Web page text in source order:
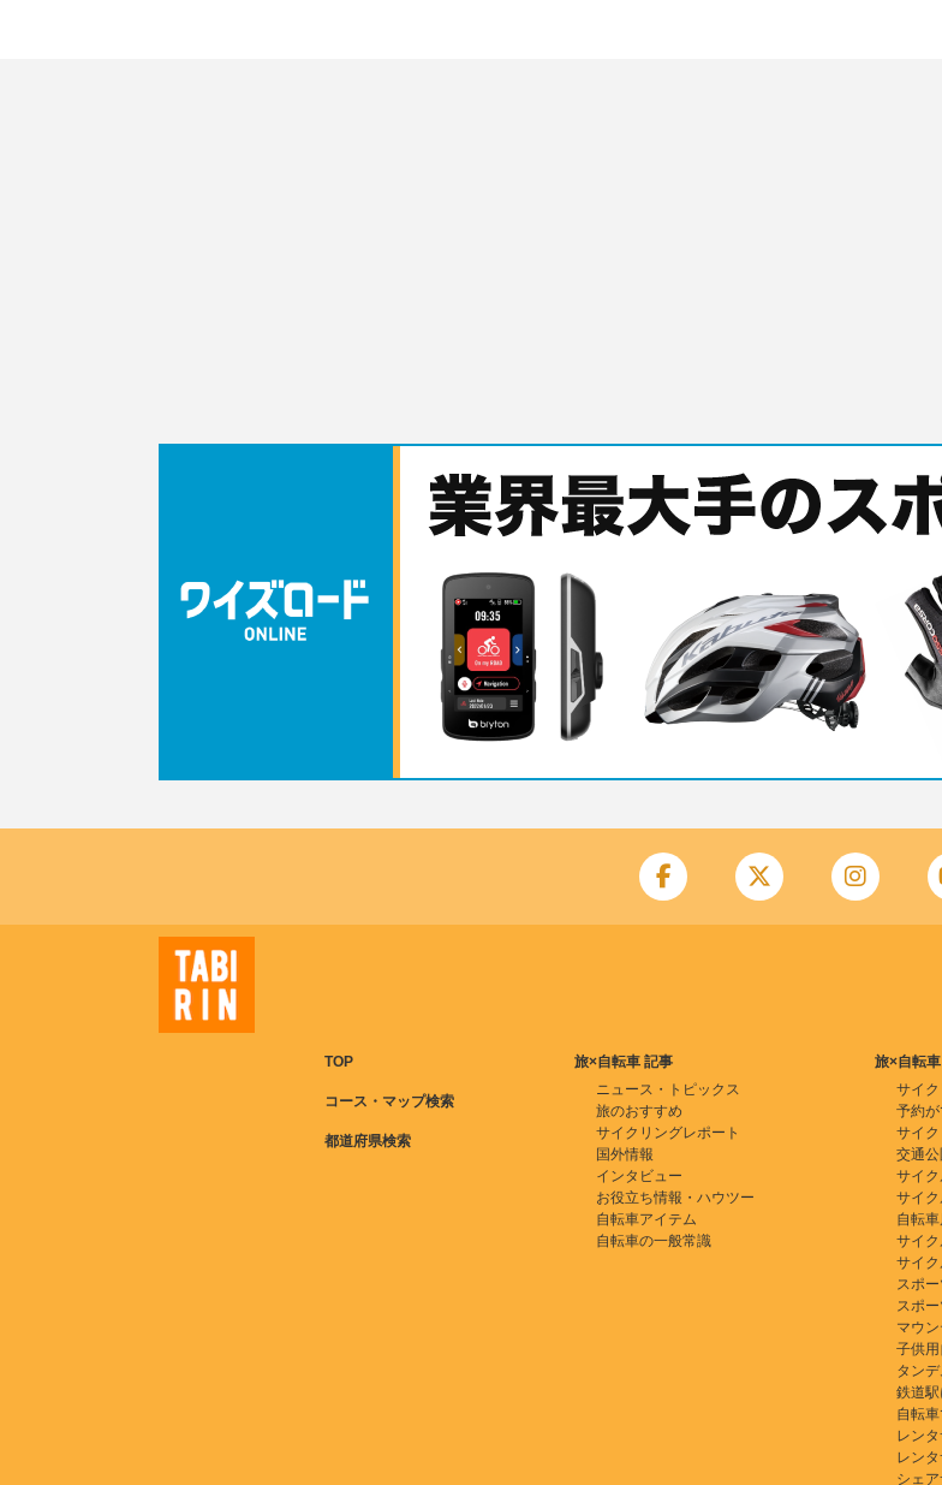
TOP
コース・マップ検索
都道府県検索
旅×自転車 記事
ニュース・トピックス
旅のおすすめ
サイクリングレポート
国外情報
インタビュー
お役立ち情報・ハウツー
自転車アイテム
自転車の一般常識
旅×自転
サイ
予約
サイ
交通公
サイ
サイ
自転
サイ
サイ
スポ
スポ
マウ
子供
タン
鉄道
自転
レン
レン
シェ